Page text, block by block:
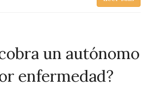
un autónomo
enfermedad?